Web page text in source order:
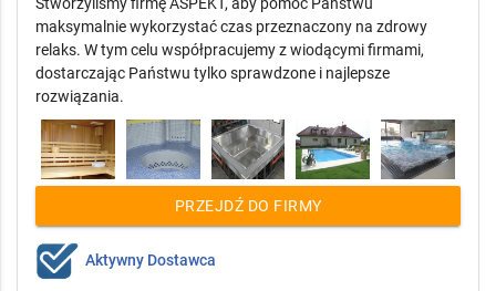
Stworzyliśmy firmę ASPEKT, aby pomóc Państwu
maksymalnie wykorzystać czas przeznaczony na zdrowy
relaks. W tym celu współpracujemy z wiodącymi firmami,
dostarczając Państwu tylko sprawdzone i najlepsze
rozwiązania.
PRZEJDŹ DO FIRMY
Aktywny Dostawca